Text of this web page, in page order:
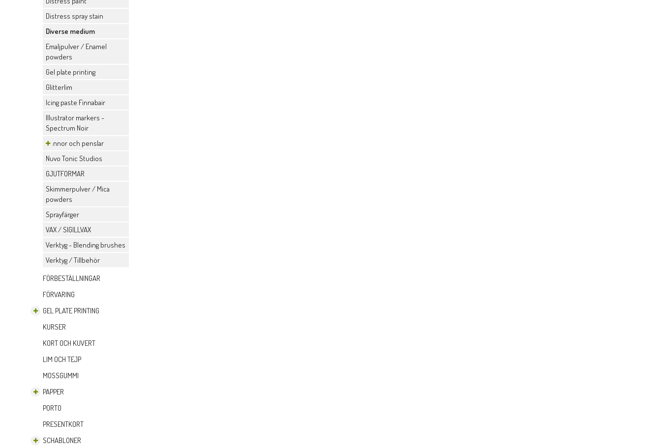
Distress spray stain
Diverse medium
Emaljpulver / Enamel
powders
Gel plate printing
Glitterlim
Icing paste Finnabair
Illustrator markers -
Spectrum Noir
Pennor och penslar
Nuvo Tonic Studios
GJUTFORMAR
Skimmerpulver / Mica
powders
Sprayfärger
VAX / SIGILLVAX
Verktyg - Blending brushes
Verktyg / Tillbehör
FÖRBESTÄLLNINGAR
FÖRVARING
GEL PLATE PRINTING
KURSER
KORT OCH KUVERT
LIM OCH TEJP
MOSSGUMMI
PAPPER
PORTO
PRESENTKORT
SCHABLONER